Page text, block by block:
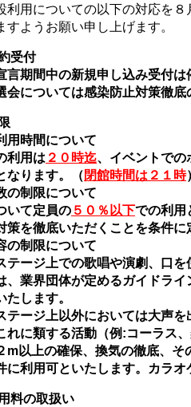
利用についての以下の対応を
すようお願い申し上げます。
受付
言期間中の新規申し込み受付は
会については感染防止対策徹底
用時間について
利用は ２０時迄、イベントでの
なります。（閉館時間は２１時
の制限について
いて定員の ５０％以下での利用
策を徹底いただくことを条件に
の制限について
テージ上での歌唱や演劇、口
、業界団体が定めるガイドラ
たします。
テージ上以外においては大声
れに類する活動（例:コーラス
m以上の確保、換気の徹底、
に利用可といたします。カラオ
料の取扱い